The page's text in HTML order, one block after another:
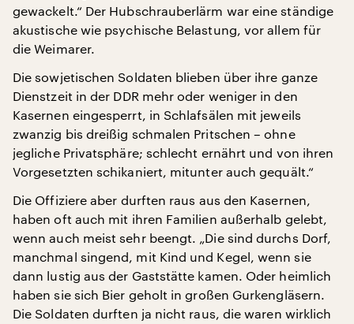
gewackelt.“ Der Hubschrauberlärm war eine ständige
akustische wie psychische Belastung, vor allem für
die Weimarer.
Die sowjetischen Soldaten blieben über ihre ganze
Dienstzeit in der DDR mehr oder weniger in den
Kasernen eingesperrt, in Schlafsälen mit jeweils
zwanzig bis dreißig schmalen Pritschen – ohne
jegliche Privatsphäre; schlecht ernährt und von ihren
Vorgesetzten schikaniert, mitunter auch gequält.“
Die Offiziere aber durften raus aus den Kasernen,
haben oft auch mit ihren Familien außerhalb gelebt,
wenn auch meist sehr beengt. „Die sind durchs Dorf,
manchmal singend, mit Kind und Kegel, wenn sie
dann lustig aus der Gaststätte kamen. Oder heimlich
haben sie sich Bier geholt in großen Gurkengläsern.
Die Soldaten durften ja nicht raus, die waren wirklich